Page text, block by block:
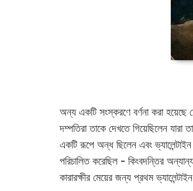
অন্য একটি সংস্করণে বর্ণনা করা হয়েছে
দম্পতিরা তাকে দেখতে গিয়েছিলেন যারা
একটি রূপে অন্ধ ছিলেন এবং ভ্যালেন্টাইন
পরিচালিত করেছিল - কিংবদন্তির
কারারক্ষীর মেয়ের জন্য প্রথম